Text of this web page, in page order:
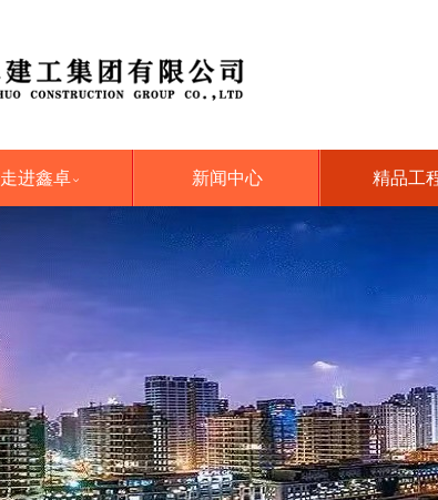
走进鑫卓  新闻中心 精品工